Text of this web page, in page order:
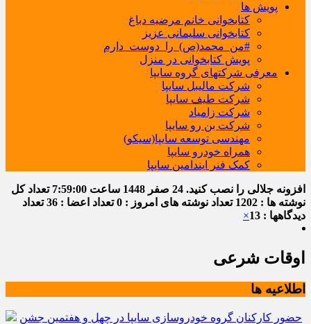
پویش ها
کتابخوانی خانم مرضیه دباغ
کتابخوانی سلیمانی عزیز
#من_محمد(ص)_را_دوست_دارم
پویش کتابخوانی در منزل
معرفی شرکتهای گروه سایپا
شرکت مالیبل سایپا
شرکت طیف سایپا
شرکت زامیاد
شرکت بن رو سایپا
مهندسی توسعه سایپا(سیکو)
همراه خودرو سایپا
کمک فنر ایندامین سایپا
افزونه جلالی را نصب کنید. 24 صفر 1448 ساعت 7:59:01 تعداد کل
نوشته ها : 1202
تعداد نوشته های امروز : 0 تعداد اعضا : 36
تعداد
دیدگاهها : 13
×
اوقات شرعی
اطلاعیه ها
حضور کارکنان گروه خودروسازی سایپا در چهل و هفتمین جشن